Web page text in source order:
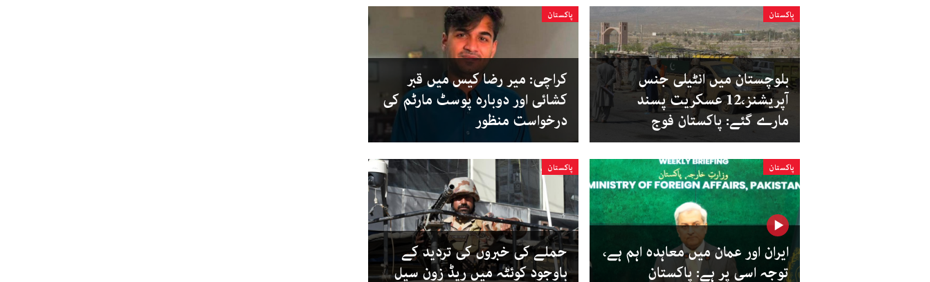
پاکستان
بلوچستان میں انٹیلی جنس
آپریشنز،12 عسکریت پسند
مارے گئے: پاکستان فوج
پاکستان
کراچی: میر رضا کیس میں قبر
کشائی اور دوبارہ پوسٹ مارٹم کی
درخواست منظور
پاکستان
ایران اور عمان میں معاہدہ اہم ہے،
توجہ اسی پر ہے: پاکستان
پاکستان
حملے کی خبروں کی تردید کے
باوجود کوئٹہ میں ریڈ زون سیل